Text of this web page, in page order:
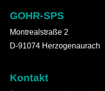
GOHR-SPS
Montrealstraße 2
D-91074 Herzogenaurach
Kontakt